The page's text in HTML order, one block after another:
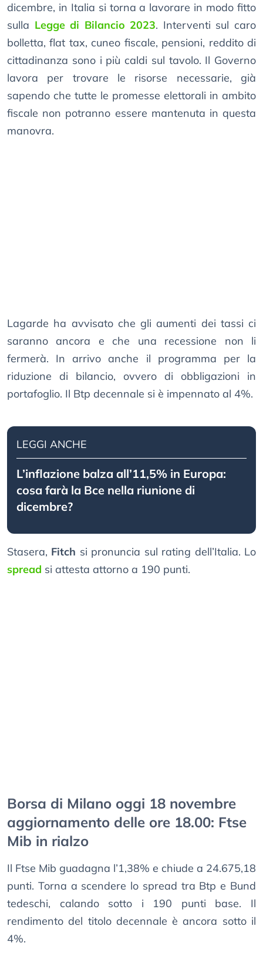
dicembre, in Italia si torna a lavorare in modo fitto
sulla Legge di Bilancio 2023. Interventi sul caro
bolletta, flat tax, cuneo fiscale, pensioni, reddito di
cittadinanza sono i più caldi sul tavolo. Il Governo
lavora per trovare le risorse necessarie, già
sapendo che tutte le promesse elettorali in ambito
fiscale non potranno essere mantenuta in questa
manovra.
Lagarde ha avvisato che gli aumenti dei tassi ci
saranno ancora e che una recessione non li
fermerà. In arrivo anche il programma per la
riduzione di bilancio, ovvero di obbligazioni in
portafoglio. Il Btp decennale si è impennato al 4%.
LEGGI ANCHE
L’inflazione balza all’11,5% in Europa:
cosa farà la Bce nella riunione di
dicembre?
Stasera, Fitch si pronuncia sul rating dell’Italia. Lo
spread si attesta attorno a 190 punti.
Borsa di Milano oggi 18 novembre
aggiornamento delle ore 18.00: Ftse
Mib in rialzo
Il Ftse Mib guadagna l’1,38% e chiude a 24.675,18
punti. Torna a scendere lo spread tra Btp e Bund
tedeschi, calando sotto i 190 punti base. Il
rendimento del titolo decennale è ancora sotto il
4%.